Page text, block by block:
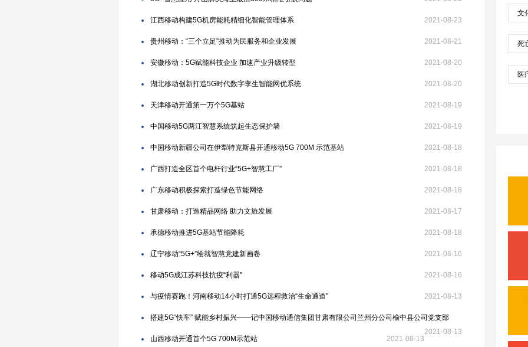
江西移动构建5G机房能耗精细化智能管理体系 2021-08-23
贵州移动：“三个立足”推动为民服务和企业发展 2021-08-21
安徽移动：5G赋能科技企业 加速产业升级转型 2021-08-20
湖北移动创新打造5G时代数字孪生智能网优系统 2021-08-20
天津移动开通第一万个5G基站 2021-08-19
中国移动5G两江智慧系统筑起生态保护墙 2021-08-19
中国移动新疆公司在伊犁特克斯县开通移动5G 700M 示范基站 2021-08-18
广西打造全区首个电杆行业“5G+智慧工厂” 2021-08-18
广东移动积极探索打造绿色节能网络 2021-08-18
甘肃移动：打造精品网络 助力文旅发展 2021-08-17
承德移动推进5G基站节能降耗 2021-08-18
辽宁移动“5G+”绘就智慧党建新画卷 2021-08-16
移动5G成江苏科技抗疫“利器” 2021-08-16
与疫情赛跑！河南移动14小时打通5G远程救治“生命通道” 2021-08-13
搭建5G“快车” 赋能乡村振兴——记中国移动通信集团甘肃有限公司兰州分公司榆中县公司党支部
2021-08-13
山西移动开通首个5G 700M示范站
2021-08-13